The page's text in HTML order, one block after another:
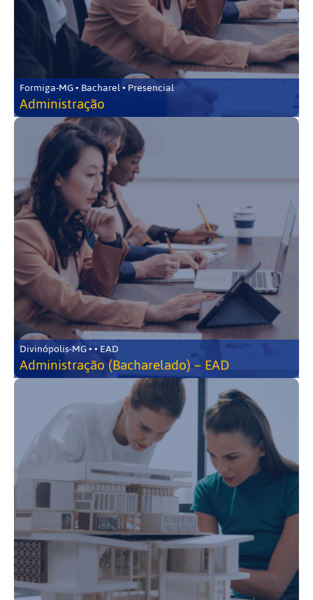
Formiga-MG • Bacharel • Presencial
Administração
Divinópolis-MG • • EAD
Administração (Bacharelado) – EAD